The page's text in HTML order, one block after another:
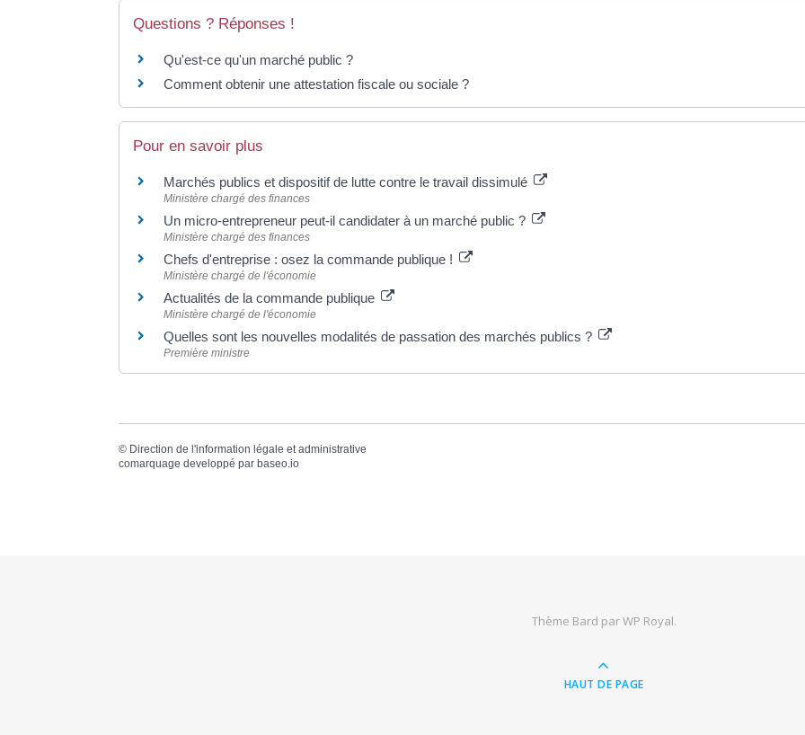
Questions ? Réponses !
Qu'est-ce qu'un marché public ?
Comment obtenir une attestation fiscale ou sociale ?
Pour en savoir plus
Marchés publics et dispositif de lutte contre le travail dissimulé
Ministère chargé des finances
Un micro-entrepreneur peut-il candidater à un marché public ?
Ministère chargé des finances
Chefs d'entreprise : osez la commande publique !
Ministère chargé de l'économie
Actualités de la commande publique
Ministère chargé de l'économie
Quelles sont les nouvelles modalités de passation des marchés publics ?
Première ministre
© Direction de l'information légale et administrative
comarquage developpé par baseo.io
Thème Bard parWP Royal.
HAUT DE PAGE